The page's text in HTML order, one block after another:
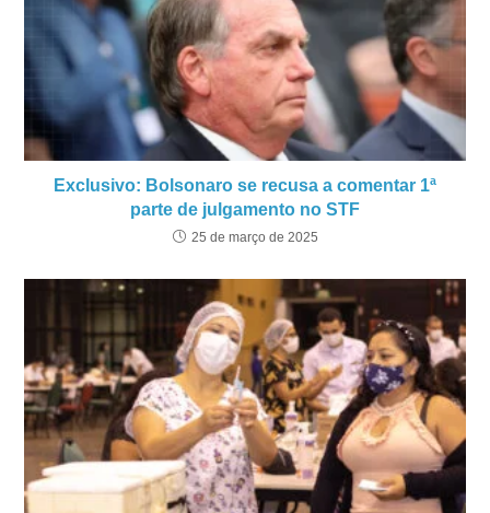
Exclusivo: Bolsonaro se recusa a comentar 1ª
parte de julgamento no STF
25 de março de 2025